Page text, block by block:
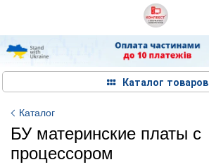
Каталог товаров
Каталог
БУ материнские платы с
процессором